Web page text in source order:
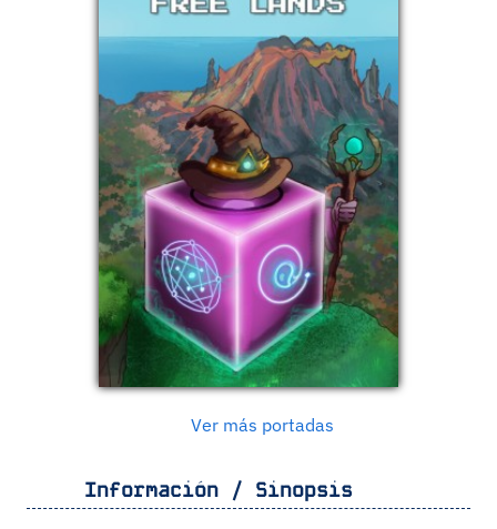
Ver más portadas
Información / Sinopsis